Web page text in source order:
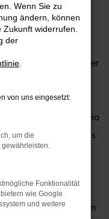
Škoda Octavia
Auto-Familie an der
Ihren Škoda Octavia
unserer
den Škoda Octavia
als auch als
Auf
Škoda Octavia
für das günstige
an sieben Standorten
Wenn Sie zu
ändern, können
widerrufen.
der
von uns eingesetzt:
um die
gewährleisten.
Funktionalität
wie Google
und weitere